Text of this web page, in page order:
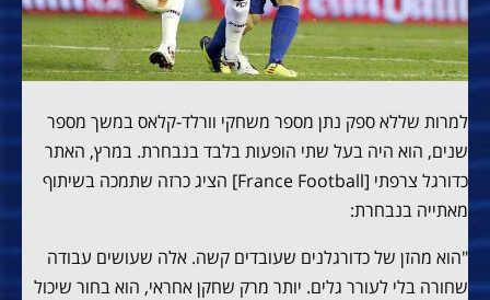
למרות שללא ספק נתן מספר משחקי וורלד-קלאס במשך מספר
שנים, הוא היה בעל שתי הופעות בלבד בנבחרת. במרץ, האתר
כדורגל צרפתי [France Football] הציג כרזה שתמכה בשיתוף
מאתייה בנבחרת:
"הוא מהזן של כדורגלנים שעובדים קשה. אלה שעושים עבודה
שחורה בלי לעורר גלים. יותר מרק שחקן אחראי, הוא בחור שיכול